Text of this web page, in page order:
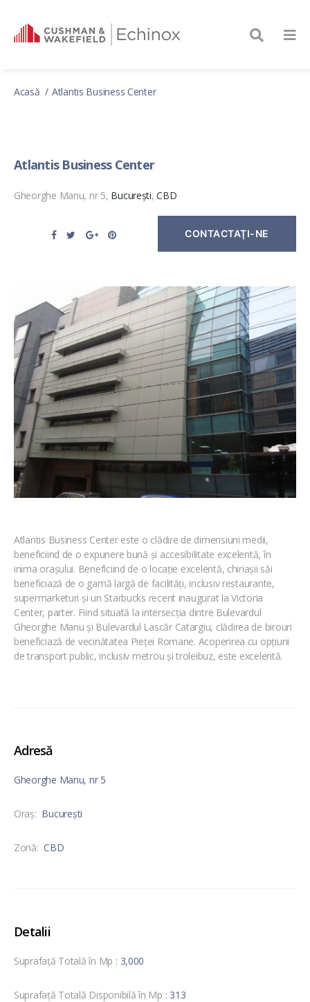
Acasă Atlantis Business Center
Atlantis Business Center
Gheorghe Manu, nr 5, București,CBD
CONTACTAŢI-NE
Atlantis Business Center este o clădire de dimensiuni medii,
beneficiind de o expunere bună și accesibilitate excelentă, în
inima orașului. Beneficiind de o locație excelentă, chiriașii săi
beneficiază de o gamă largă de facilități, inclusiv restaurante,
supermarketuri și un Starbucks recent inaugurat la Victoria
Center, parter. Fiind situată la intersecția dintre Bulevardul
Gheorghe Manu și Bulevardul Lascăr Catargiu, clădirea de birouri
beneficiază de vecinătatea Pieței Romane. Acoperirea cu opțiuni
de transport public, inclusiv metrou și troleibuz, este excelentă.
Adresă
Gheorghe Manu, nr 5
Oraş: București
Zonă: CBD
Detalii
Suprafață Totală în Mp : 3,000
Suprafață Totală Disponibilă în Mp : 313